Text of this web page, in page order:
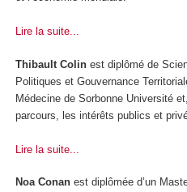
Lire la suite...
Thibault Colin est diplômé de
Politiques et Gouvernance
Médecine de Sorbonne Université
parcours, les intérêts publics et
Lire la suite...
Noa Conan est diplômée d’un